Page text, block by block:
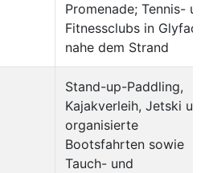
Promenade; Tennis-
Fitnessclubs in Glyfada
nahe dem Strand
Stand-up-Paddling,
Kajakverleih, Jetski
organisierte
Bootsfahrten sowie
Tauch- und